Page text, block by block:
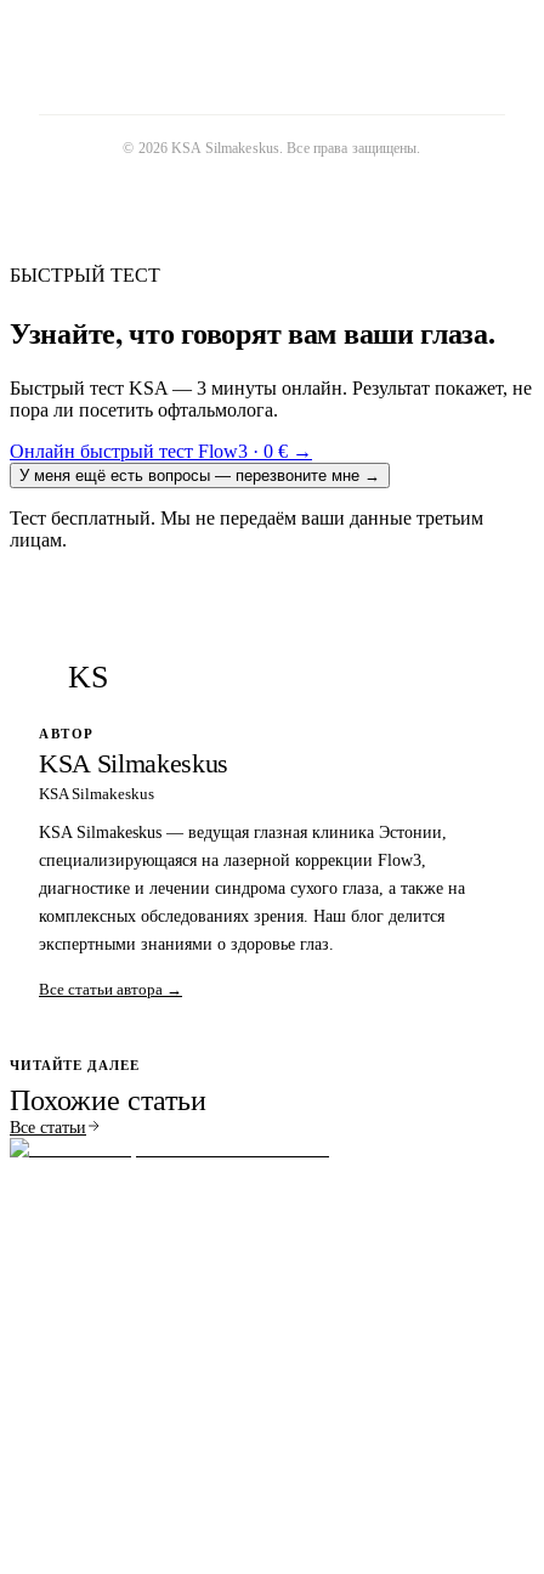
© 2026 KSA Silmakeskus. Все права защищены.
БЫСТРЫЙ ТЕСТ
Узнайте, что говорят вам ваши глаза.
Быстрый тест KSA — 3 минуты онлайн. Результат покажет, не
пора ли посетить офтальмолога.
Онлайн быстрый тест Flow3 · 0 € →
У меня ещё есть вопросы — перезвоните мне →
Тест бесплатный. Мы не передаём ваши данные третьим
лицам.
KS
АВТОР
KSA Silmakeskus
KSA Silmakeskus
KSA Silmakeskus — ведущая глазная клиника Эстонии,
специализирующаяся на лазерной коррекции Flow3,
диагностике и лечении синдрома сухого глаза, а также на
комплексных обследованиях зрения. Наш блог делится
экспертными знаниями о здоровье глаз.
Все статьи автора →
ЧИТАЙТЕ ДАЛЕЕ
Похожие статьи
Все статьи